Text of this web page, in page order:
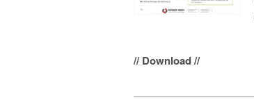
// Download //